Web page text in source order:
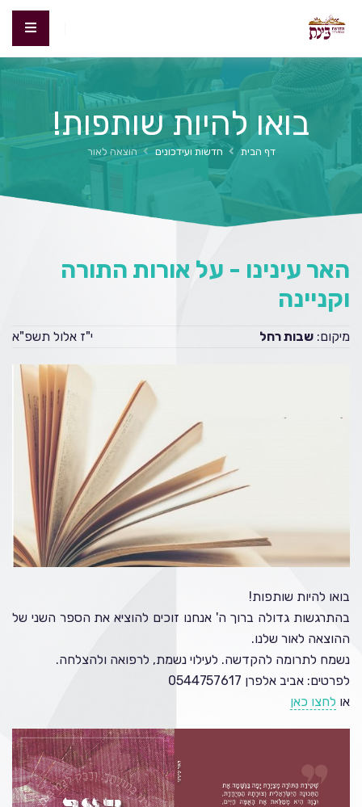
בואו להיות שותפות!
דף הבית חדשות ועידכונים הוצאה לאור
האר עינינו - על אורות התורה
וקניינה
מיקום: שבות רחל י"ז אלול תשפ"א
בואו להיות שותפות!
בהתרגשות גדולה ברוך ה' אנחנו זוכים להוציא את הספר השני של
ההוצאה לאור שלנו.
נשמח לתרומה להקדשה. לעילוי נשמת, לרפואה ולהצלחה.
לפרטים: אביב אלפרן 0544757617
או לחצו כאן